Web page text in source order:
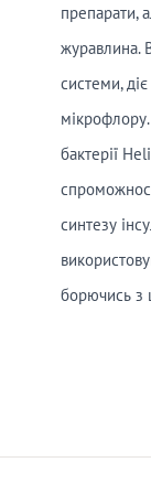
препарати,
журавлина.
системи,
бактерії
синтезу
борючись з